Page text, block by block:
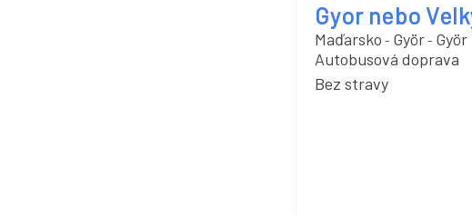
Gyor nebo
Maďarsko - Györ- Györ
Autobusová doprava
Bez stravy